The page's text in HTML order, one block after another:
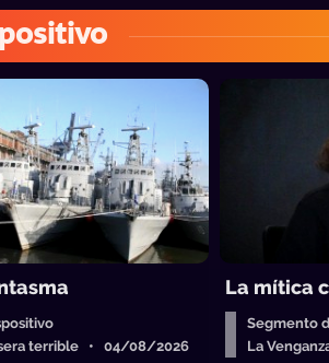
sera terrible • 04/08/2026
La mítica
Segmento
La